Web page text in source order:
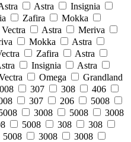
Astra
Insignia
Zafira
Mokka
Vectra Astra
Meriva
Mokka
Astra
Zafira
Astra
Insignia
Astra
Omega
Grandland
307 308
406
307 206
5008
3008 5008
3008
5008 308
308
5008 3008
3008